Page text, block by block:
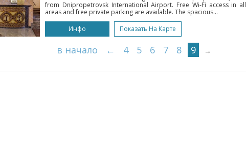
from Dnipropetrovsk International Airport. Free Wi-Fi access in all
areas and free private parking are available. The spacious...
Инфо
Показать На Карте
в начало ← 4 5 6 7 8 9 →